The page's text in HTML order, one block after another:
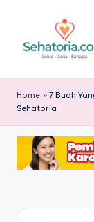
e
h
a
t
ri
tips
sehat,
informasi
medis
hidup
Home » 7 Buah
Sehatoria